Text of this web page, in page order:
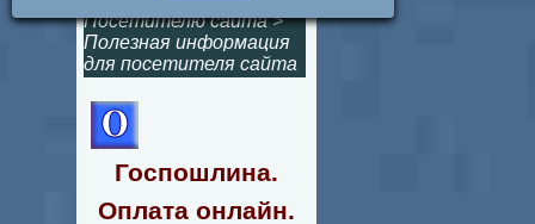
Посетителю сайта>
Полезная информация
для посетителя сайта
Госпошлина.
Оплата онлайн.